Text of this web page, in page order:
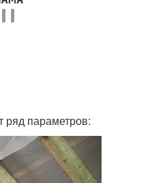
ряд параметров: